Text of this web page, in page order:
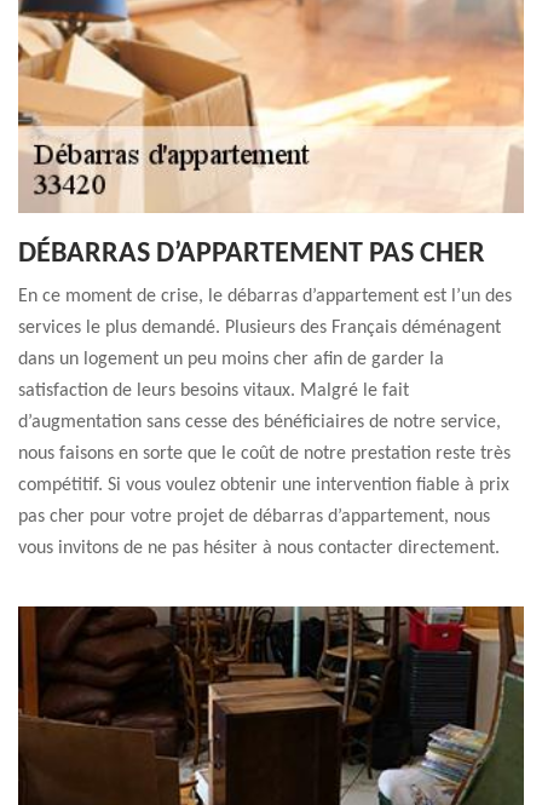
DÉBARRAS D’APPARTEMENT PAS CHER
En ce moment de crise, le débarras d’appartement est l’un des
services le plus demandé. Plusieurs des Français déménagent
dans un logement un peu moins cher afin de garder la
satisfaction de leurs besoins vitaux. Malgré le fait
d’augmentation sans cesse des bénéficiaires de notre service,
nous faisons en sorte que le coût de notre prestation reste très
compétitif. Si vous voulez obtenir une intervention fiable à prix
pas cher pour votre projet de débarras d’appartement, nous
vous invitons de ne pas hésiter à nous contacter directement.